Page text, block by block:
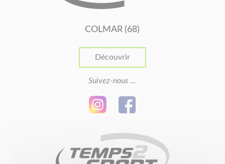
COLMAR (68)
Découvrir
Suivez-nous ...